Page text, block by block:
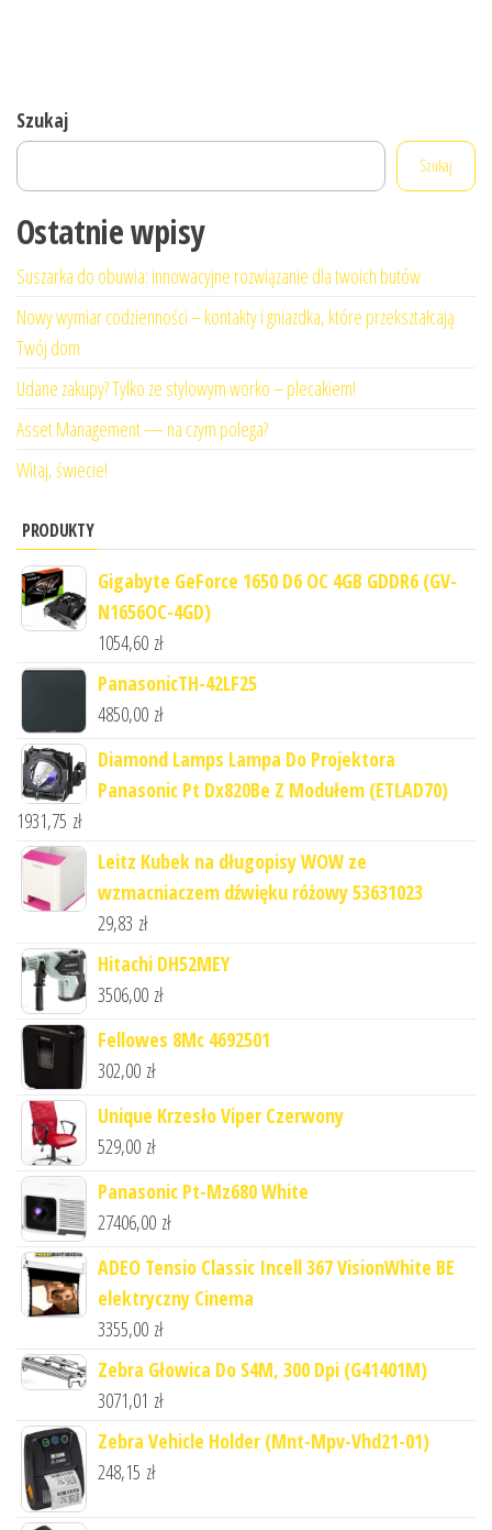
Szukaj
Szukaj
Ostatnie wpisy
Suszarka do obuwia: innowacyjne rozwiązanie dla twoich butów
Nowy wymiar codzienności – kontakty i gniazdka, które przekształcają
Twój dom
Udane zakupy? Tylko ze stylowym worko – plecakiem!
Asset Management — na czym polega?
Witaj, świecie!
PRODUKTY
Gigabyte GeForce 1650 D6 OC 4GB GDDR6 (GV-
N1656OC-4GD)
1054,60 zł
PanasonicTH-42LF25
4850,00 zł
Diamond Lamps Lampa Do Projektora
Panasonic Pt Dx820Be Z Modułem (ETLAD70)
1931,75 zł
Leitz Kubek na długopisy WOW ze
wzmacniaczem dźwięku różowy 53631023
29,83 zł
Hitachi DH52MEY
3506,00 zł
Fellowes 8Mc 4692501
302,00 zł
Unique Krzesło Viper Czerwony
529,00 zł
Panasonic Pt-Mz680 White
27406,00 zł
ADEO Tensio Classic Incell 367 VisionWhite BE
elektryczny Cinema
3355,00 zł
Zebra Głowica Do S4M, 300 Dpi (G41401M)
3071,01 zł
Zebra Vehicle Holder (Mnt-Mpv-Vhd21-01)
248,15 zł